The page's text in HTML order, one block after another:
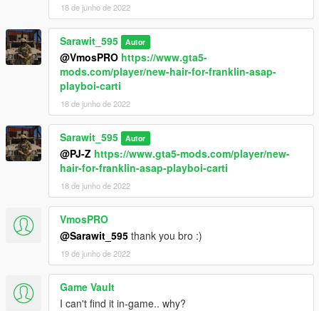
18 de junho de 2022
Sarawit_595 Autor
@VmosPRO https://www.gta5-
mods.com/player/new-hair-for-franklin-asap-
playboi-carti
18 de junho de 2022
Sarawit_595 Autor
@PJ-Z https://www.gta5-mods.com/player/new-
hair-for-franklin-asap-playboi-carti
18 de junho de 2022
VmosPRO
@Sarawit_595 thank you bro :)
19 de junho de 2022
Game Vault
I can't find it in-game.. why?